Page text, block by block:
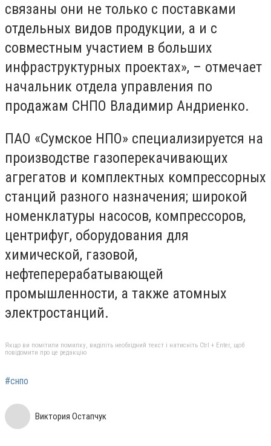
связаны они не только с поставками
отдельных видов продукции, а и с
совместным участием в больших
инфраструктурных проектах», – отмечает
начальник отдела управления по
продажам СНПО Владимир Андриенко.
ПАО «Сумское НПО» специализируется на
производстве газоперекачивающих
агрегатов и комплектных компрессорных
станций разного назначения; широкой
номенклатуры насосов, компрессоров,
центрифуг, оборудования для
химической, газовой,
нефтеперерабатывающей
промышленности, а также атомных
электростанций.
Якщо ви помітили помилку, виділіть необхідний текст і натисніть Ctrl + Enter, щоб
повідомити про це редакцію
#снпо
Виктория Остапчук